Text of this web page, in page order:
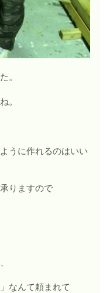
。
。
うに作れるのはいい
りますので
なんて頼まれて